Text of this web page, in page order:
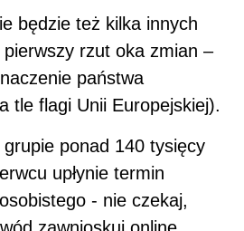
będzie też kilka innych
rzut oka zmian –
państwa
tle flagi Unii Europejskiej).
ponad 140 tysięcy
upłynie termin
- nie czekaj,